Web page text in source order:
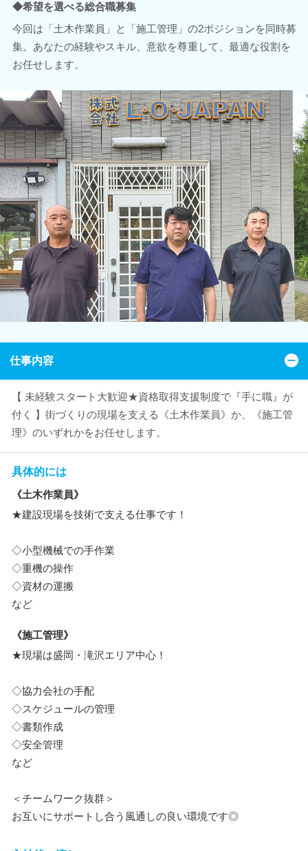
◆希望を選べる総合職募集
今回は「土木作業員」と「施工管理」の2ポジションを同時募
集。あなたの経験やスキル、意欲を尊重して、最適な役割を
お任せします。
仕事内容
【 未経験スタート大歓迎★資格取得支援制度で『手に職』が
付く 】街づくりの現場を支える《土木作業員》か、《施工管
理》のいずれかをお任せします。
具体的には
《土木作業員》
★建設現場を技術で支える仕事です！
◇小型機械での手作業
◇重機の操作
◇資材の運搬
など
《施工管理》
★現場は盛岡・滝沢エリア中心！
◇協力会社の手配
◇スケジュールの管理
◇書類作成
◇安全管理
など
＜チームワーク抜群＞
お互いにサポートし合う風通しの良い環境です◎